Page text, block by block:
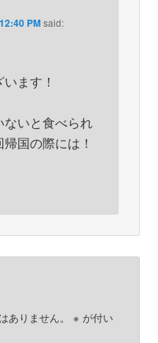
PM said:
ます！
ないと食べられ
国の際には！
ありません。 ※ が付い